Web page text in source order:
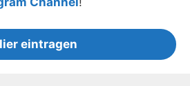
eintragen